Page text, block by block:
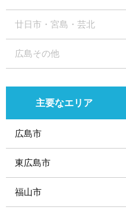
廿日市・宮島・芸北
広島その他
主要なエリア
広島市
東広島市
福山市